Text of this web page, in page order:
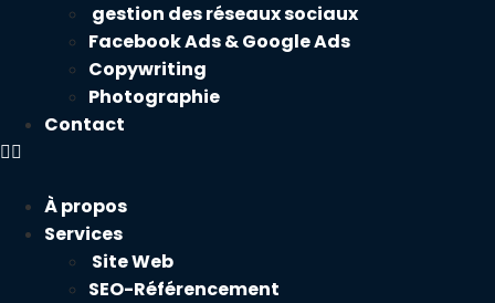
gestion des réseaux sociaux
Facebook Ads & Google Ads
Copywriting
Photographie
Contact
À propos
Services
Site Web
SEO-Référencement